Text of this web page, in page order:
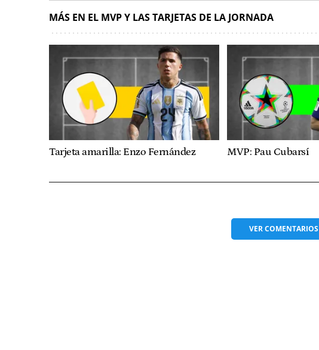
MÁS EN EL MVP Y LAS TARJETAS DE LA JORNADA
Tarjeta amarilla: Enzo Fernández MVP: Pau Cubarsí
VERCOMENTARIOS